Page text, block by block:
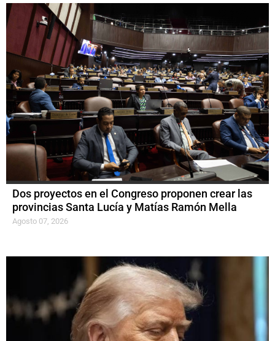
Dos proyectos en el Congreso proponen crear las
provincias Santa Lucía y Matías Ramón Mella
Agosto 07, 2026